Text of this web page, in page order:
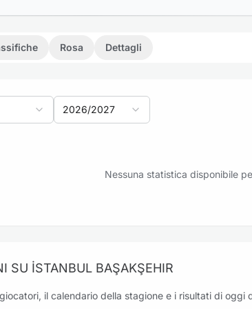
vs Kocaelispor
Rosa Dettagli
2026/2027
Nessuna statistica disponibile
SU İSTANBUL BAŞAKŞEHIR
il calendario della stagione e i risultati di oggi